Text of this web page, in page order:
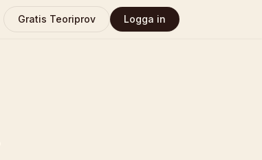
Gratis Teoriprov Logga in